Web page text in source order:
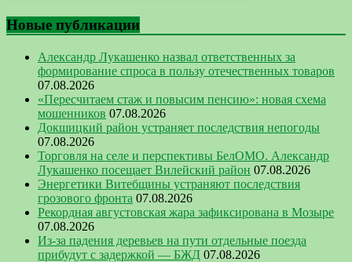
Новые публикации
Александр Лукашенко назвал ответственных за
формирование спроса в пользу отечественных товаров
07.08.2026
«Пересчитаем стаж и повысим пенсию»: новая схема
мошенников 07.08.2026
Докшицкий район устраняет последствия непогоды
07.08.2026
Торговля на селе и перспективы БелОМО. Александр
Лукашенко посещает Вилейский район 07.08.2026
Энергетики Витебщины устраняют последствия
грозового фронта 07.08.2026
Рекордная августовская жара зафиксирована в Мозыре
07.08.2026
Из-за падения деревьев на пути отдельные поезда
прибудут с задержкой — БЖД 07.08.2026